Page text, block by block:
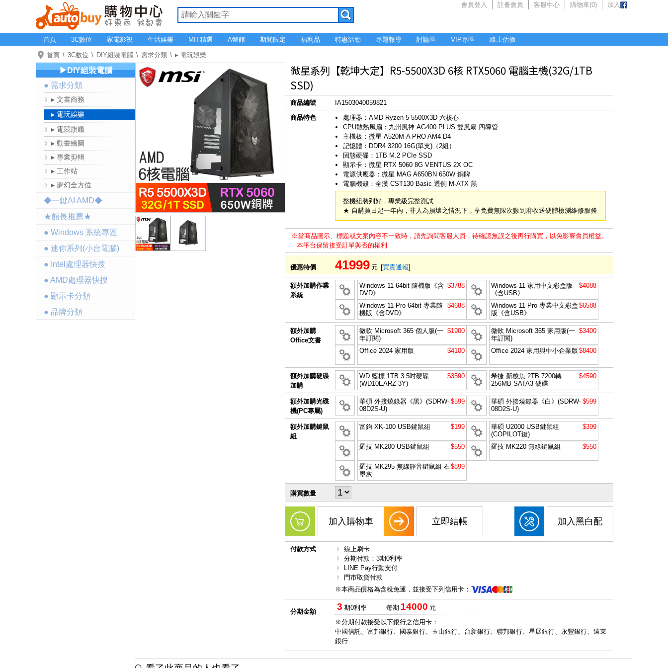
會員登入 註冊會員 客服中心 購物車(0) 加入
首頁 3C數位 家電影視 生活娛樂 MIT精選 A幣館 期間限定 福利品 特惠活動 專題報導 討論區 VIP專區 線上估價
首頁 3C數位 DIY組裝電腦 需求分類 ▸ 電玩娛樂
微星系列【乾坤大定】R5-5500X3D 6核 RTX5060 電腦主機(32G/1TB
SSD)
商品編號
IA1503040059821
商品特色
處理器：AMD Ryzen 5 5500X3D 六核心
CPU散熱風扇：九州風神 AG400 PLUS 雙風扇 四導管
主機板：微星 A520M-A PRO AM4 D4
記憶體：DDR4 3200 16G(單支)（2組）
固態硬碟：1TB M.2 PCIe SSD
顯示卡：微星 RTX 5060 8G VENTUS 2X OC
電源供應器：微星 MAG A650BN 650W 銅牌
電腦機殼：全漢 CST130 Basic 透側 M-ATX 黑
整機組裝到好，專業級完整測試
★ 自購買日起一年內，非人為損壞之情況下，享免費無限次數到府收送硬體檢測維修服務
※當商品圖示、標題或文案內容不一致時，請先詢問客服人員，待確認無誤之後再行購買，以免影響會員權益。
本平台保留接受訂單與否的權利
優惠特價 41999 元 [買貴通報]
額外加購作業
系統
Windows 11 64bit 隨機版《含
DVD》
$3788
Windows 11 家用中文彩盒版
《含USB》
$4088
Windows 11 Pro 64bit 專業隨
機版《含DVD》
$4688
Windows 11 Pro 專業中文彩盒
版《含USB》
$6588
額外加購
Office文書
微軟 Microsoft 365 個人版(一
年訂閱)
$1900
微軟 Microsoft 365 家用版(一
年訂閱)
$3400
Office 2024 家用版 $4100 Office 2024 家用與中小企業版 $8400
額外加購硬碟
加購
WD 藍標 1TB 3.5吋硬碟
(WD10EARZ-3Y)
$3590
希捷 新梭魚 2TB 7200轉
256MB SATA3 硬碟
$4590
額外加購光碟
機(PC專屬)
華碩 外接燒錄器《黑》(SDRW-
08D2S-U)
$599
華碩 外接燒錄器《白》(SDRW-
08D2S-U)
$599
額外加購鍵鼠
組
富鈞 XK-100 USB鍵鼠組 $199
華碩 U2000 USB鍵鼠組
(COPILOT鍵)
$399
羅技 MK200 USB鍵鼠組 $550 羅技 MK220 無線鍵鼠組 $550
羅技 MK295 無線靜音鍵鼠組-石
墨灰
$899
購買數量
加入購物車 立即結帳 加入黑白配
付款方式
線上刷卡
分期付款：3期0利率
LINE Pay行動支付
門市取貨付款
※本商品價格為含稅免運，並接受下列信用卡：
分期金額 3 期0利率 每期 14000 元
※分期付款接受以下銀行之信用卡：
中國信託、富邦銀行、國泰銀行、玉山銀行、台新銀行、聯邦銀行、星展銀行、永豐銀行、遠東
銀行
▶DIY組裝電腦
● 需求分類
▸ 文書商務
▸ 電玩娛樂
▸ 電競旗艦
▸ 動畫繪圖
▸ 專業剪輯
▸ 工作站
▸ 夢幻全方位
◆一鍵AI AMD◆
★館長推薦★
● Windows 系統專區
● 迷你系列(小台電腦)
● Intel處理器快搜
● AMD處理器快搜
● 顯示卡分類
● 品牌分類